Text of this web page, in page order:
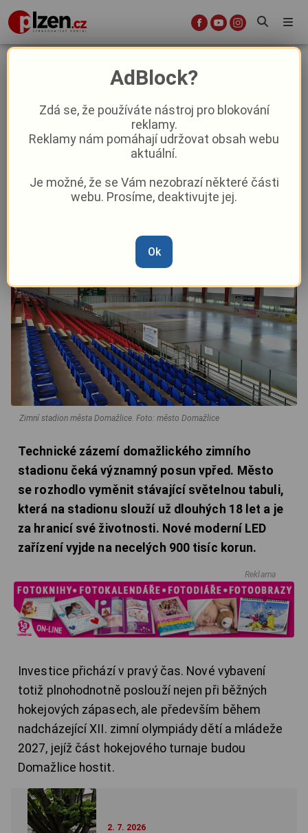
Zimní stadion v Domažlicích získá
novou LED tabuli, stávající sloužila
dlouhých 18 let
Aktuality Z kraje
Anna Raková –3. 7.|14:11
Zimní stadion města Domažlice. Foto: město Domažlice
Technické zázemí domažlického zimního
stadionu čeká významný posun vpřed. Město
se rozhodlo vyměnit stávající světelnou tabuli,
která na stadionu slouží už dlouhých 18 let a je
za hranicí své životnosti. Nové moderní LED
zařízení vyjde na necelých 900 tisíc korun.
Reklama
Investice přichází v pravý čas. Nové vybavení
totiž plnohodnotně poslouží nejen při běžných
hokejových zápasech, ale především během
nadcházející XII. zimní olympiády dětí a mládeže
2027, jejíž část hokejového turnaje budou
Domažlice hostit.
2. 7. 2026
AdBlock?
Zdá se, že používáte nástroj pro blokování
reklamy.
Reklamy nám pomáhají udržovat obsah webu
aktuální.
Je možné, že se Vám nezobrazí některé části
webu. Prosíme, deaktivujte jej.
Ok